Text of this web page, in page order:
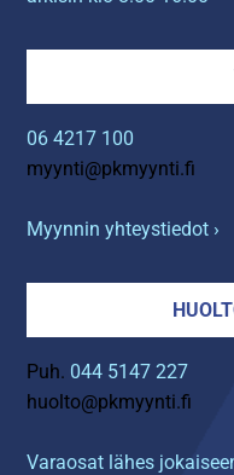
06 4217 100
myynti@pkmyynti.fi
Myynnin yhteystiedot ›
Puh. 044 5147 227
huolto@pkmyynti.fi
Varaosat lähes